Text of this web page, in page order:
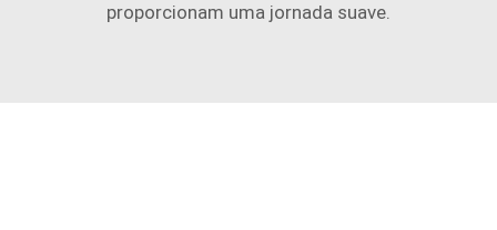
proporcionam uma jornada suave.